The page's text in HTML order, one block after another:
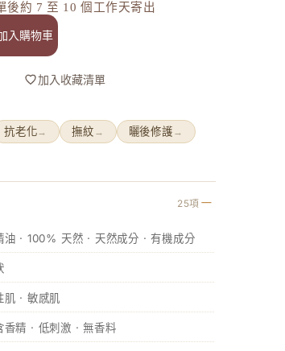
後約 7 至 10 個工作天寄出
數量
入購物車
加入收藏清單
抗老化→ 撫紋 → 曬後修護 →
25項
油 · 100% 天然 · 天然成分 · 有機成分
肌 · 敏感肌
香精 · 低刺激 · 無香料